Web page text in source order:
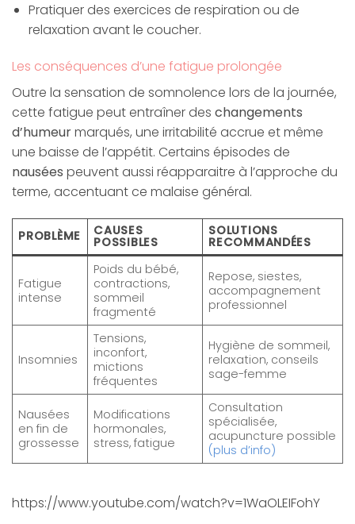
Pratiquer des exercices de respiration ou de
relaxation avant le coucher.
Les conséquences d’une fatigue prolongée
Outre la sensation de somnolence lors de la journée,
cette fatigue peut entraîner des changements
d’humeurmarqués, une irritabilité accrue et même
une baisse de l’appétit. Certains épisodes de
nausées peuvent aussi réapparaitre à l’approche du
terme, accentuant ce malaise général.
PROBLÈME CAUSES
POSSIBLES
SOLUTIONS
RECOMMANDÉES
Fatigue
intense
Poids du bébé,
contractions,
sommeil
fragmenté
Repose, siestes,
accompagnement
professionnel
Insomnies
Tensions,
inconfort,
mictions
fréquentes
Hygiène de sommeil,
relaxation, conseils
sage-femme
Nausées
en fin de
grossesse
Modifications
hormonales,
stress, fatigue
Consultation
spécialisée,
acupuncture possible
(plus d’info)
https://www.youtube.com/watch?v=1WaOLEIFohY